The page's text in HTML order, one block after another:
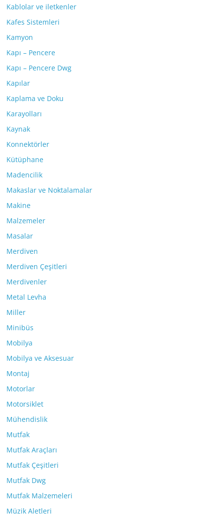
Kablolar ve iletkenler
Kafes Sistemleri
Kamyon
Kapı – Pencere
Kapı – Pencere Dwg
Kapılar
Kaplama ve Doku
Karayolları
Kaynak
Konnektörler
Kütüphane
Madencilik
Makaslar ve Noktalamalar
Makine
Malzemeler
Masalar
Merdiven
Merdiven Çeşitleri
Merdivenler
Metal Levha
Miller
Minibüs
Mobilya
Mobilya ve Aksesuar
Montaj
Motorlar
Motorsiklet
Mühendislik
Mutfak
Mutfak Araçları
Mutfak Çeşitleri
Mutfak Dwg
Mutfak Malzemeleri
Müzik Aletleri